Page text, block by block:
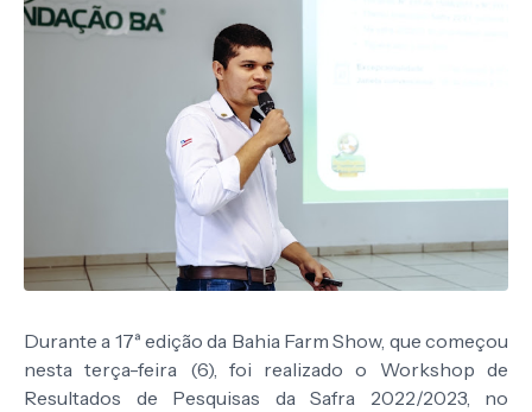
Durante a 17ª edição da Bahia Farm Show, que começou
nesta terça-feira (6), foi realizado o Workshop de
Resultados de Pesquisas da Safra 2022/2023, no